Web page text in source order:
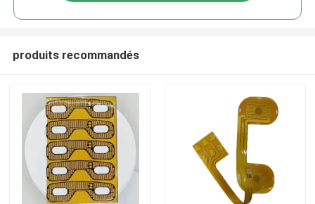
produits recommandés